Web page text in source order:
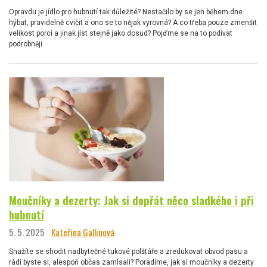
Opravdu je jídlo pro hubnutí tak důležité? Nestačilo by se jen během dne
hýbat, pravidelně cvičit a ono se to nějak vyrovná? A co třeba pouze zmenšit
velikost porcí a jinak jíst stejně jako dosud? Pojďme se na to podívat
podrobněji.
Moučníky a dezerty: Jak si dopřát něco sladkého i při
hubnutí
5. 5. 2025 Kateřina Gallinová
Snažíte se shodit nadbytečné tukové polštáře a zredukovat obvod pasu a
rádi byste si, alespoň občas zamlsali? Poradíme, jak si moučníky a dezerty